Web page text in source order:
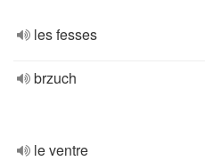
les fesses
brzuch
le ventre